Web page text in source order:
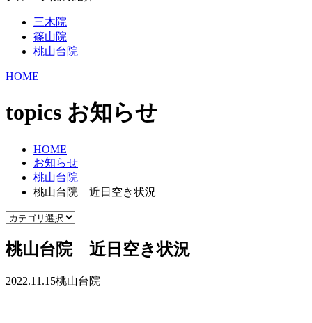
三木院
篠山院
桃山台院
HOME
topics お知らせ
HOME
お知らせ
桃山台院
桃山台院 近日空き状況
桃山台院 近日空き状況
2022.11.15桃山台院